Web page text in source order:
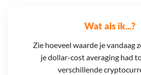
Wat als ik...?
Zie hoeveel waarde je vandaag
je dollar-cost averaging had
verschillende